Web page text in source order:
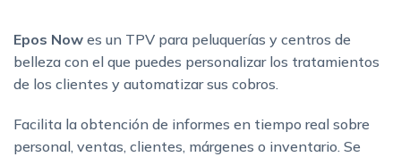
Epos Now es un TPV para peluquerías y centros de
belleza con el que puedes personalizar los tratamientos
de los clientes y automatizar sus cobros.
Facilita la obtención de informes en tiempo real sobre
personal, ventas, clientes, márgenes o inventario. Se